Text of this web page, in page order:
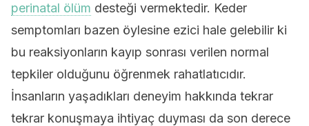
perinatal ölüm desteği vermektedir. Keder
semptomları bazen öylesine ezici hale gelebilir ki
bu reaksiyonların kayıp sonrası verilen normal
tepkiler olduğunu öğrenmek rahatlatıcıdır.
İnsanların yaşadıkları deneyim hakkında tekrar
tekrar konuşmaya ihtiyaç duyması da son derece